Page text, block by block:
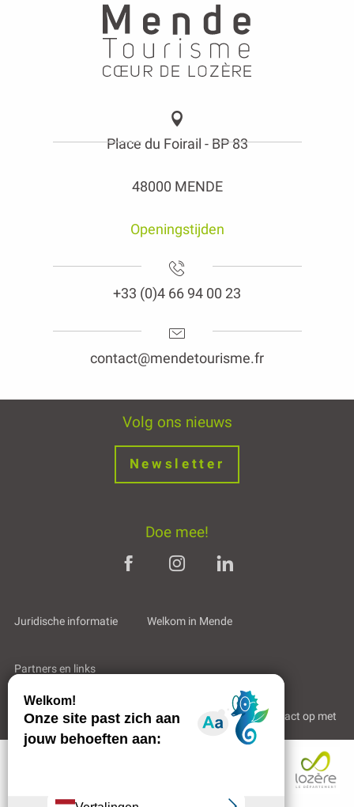
Place du Foirail - BP 83
48000 MENDE
Openingstijden
+33 (0)4 66 94 00 23
contact@mendetourisme.fr
Volg ons nieuws
Newsletter
Doe mee!
Juridische informatie Welkom in Mende
Partners en links
Professioneel gebied Wie zijn wij? Neem contact op met